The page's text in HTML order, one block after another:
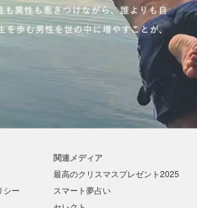
シー
関連メディア
最高のクリスマスプレゼント2025
スマート夢占い